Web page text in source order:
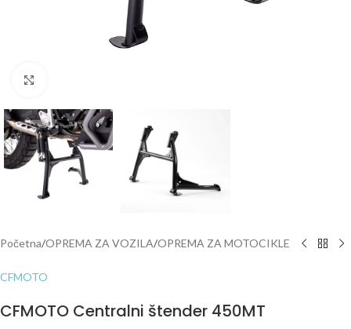
Početna/OPREMA ZA VOZILA/OPREMA ZA MOTOCIKLE
CFMOTO
CFMOTO Centralni štender 450MT